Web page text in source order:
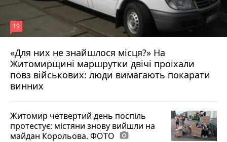
«Для них не знайшлося місця?» На
Житомирщині маршрутки двічі проїхали
повз військових: люди вимагають покарати
винних
19
17 липня 2026 р.
Житомир четвертий день поспіль
протестує: містяни знову вийшли на
майдан Корольова. ФОТО photo_camera